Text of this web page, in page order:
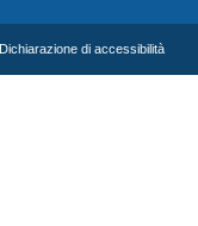
Dichiarazione di accessibilità